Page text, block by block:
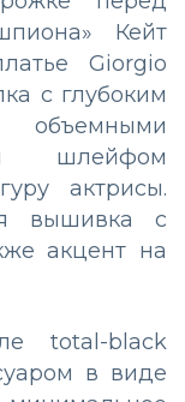
Кейт
Giorgio
с глубоким
объемными
шлейфом
актрисы.
вышивка с
акцент на
total-black
в виде